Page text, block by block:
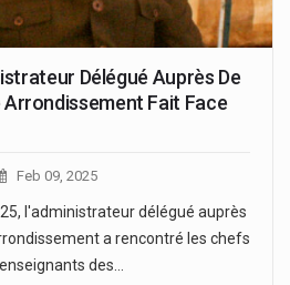
Délégué Auprès De
Arrondissement Fait Face
Feb 09, 2025
l'administrateur délégué auprès
a rencontré les chefs
des…